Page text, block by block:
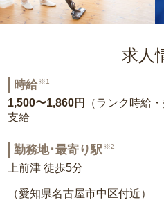
求人
時給 ※1
1,500〜1,860円
（ランク時給
支給
勤務地･最寄り駅 ※2
上前津 徒歩5分
（愛知県名古屋市中区付近）